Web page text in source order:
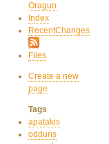
Oragun
Index
RecentChanges
Files
Create a new
page
Tags
apatakis
odduns